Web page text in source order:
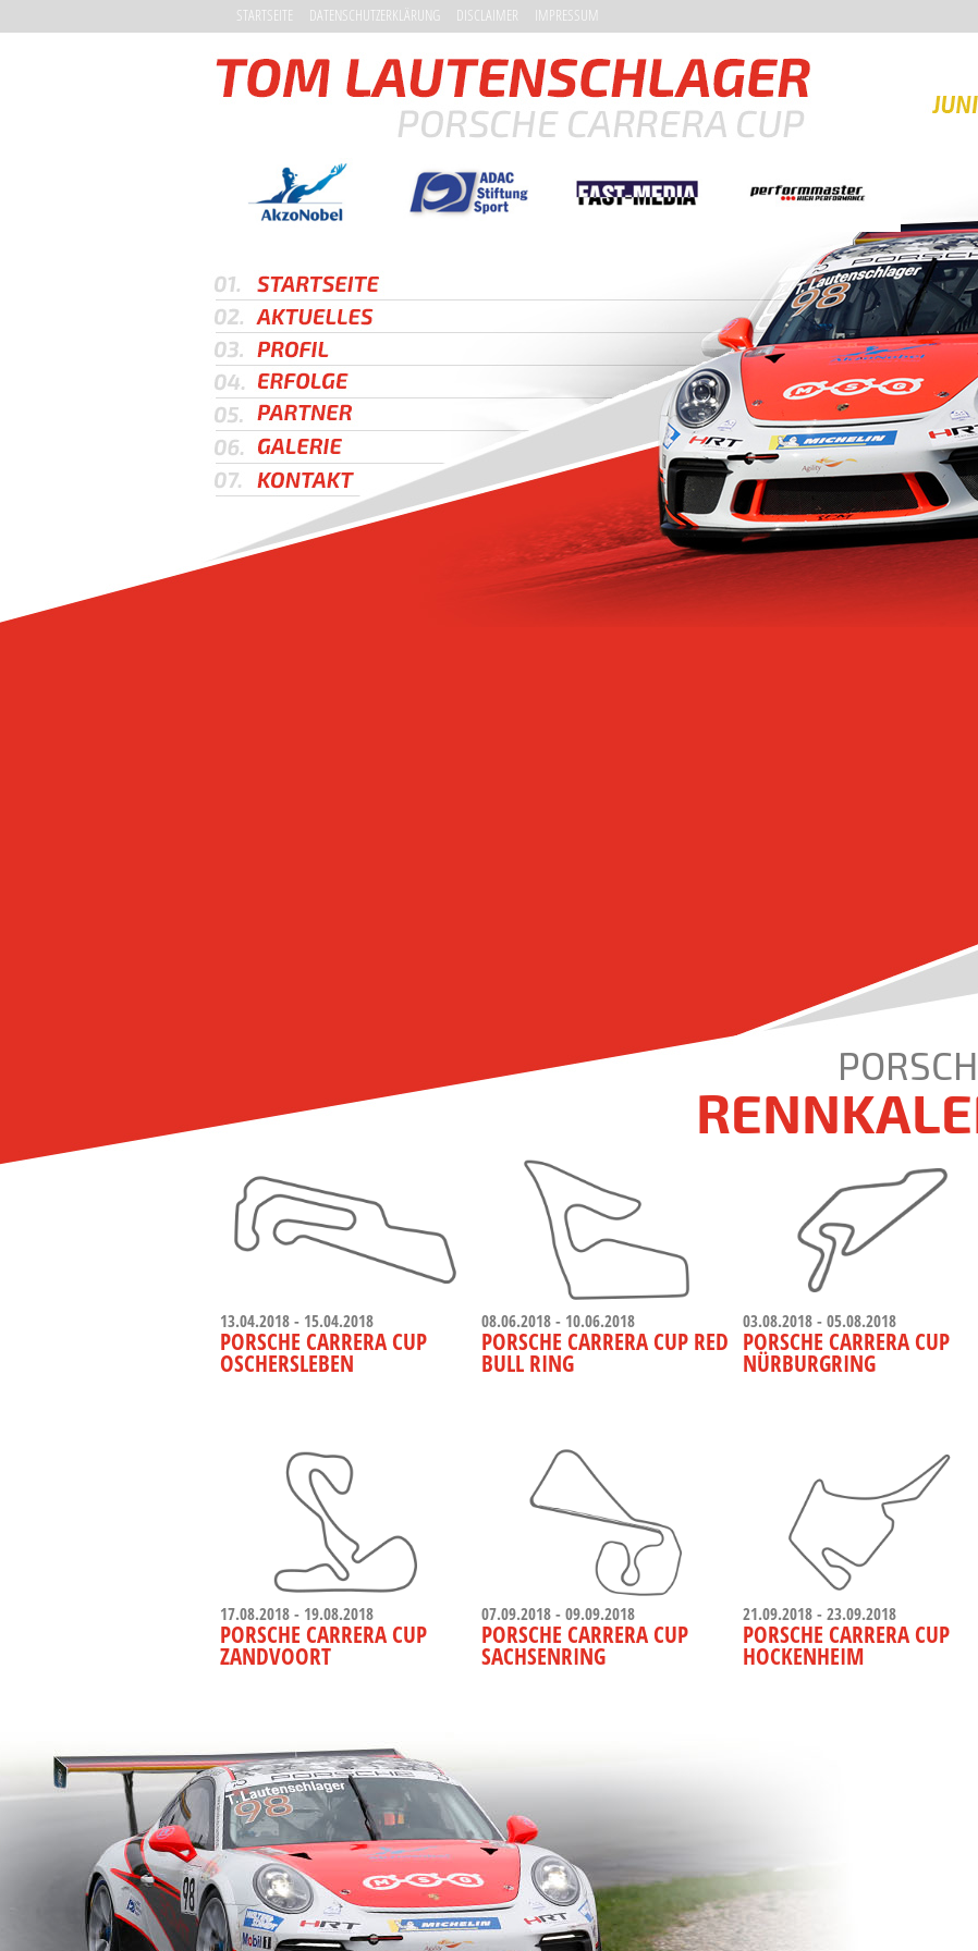
STARTSEITE DATENSCHUTZERKLÄRUNG DISCLAIMER IMPRESSUM
13.04.2018 - 15.04.2018
PORSCHE CARRERA CUP
OSCHERSLEBEN
08.06.2018 - 10.06.2018
PORSCHE CARRERA CUP RED
BULL RING
03.08.2018 - 05.08.2018
PORSCHE CARRERA CUP
NÜRBURGRING
17.08.2018 - 19.08.2018
PORSCHE CARRERA CUP
ZANDVOORT
07.09.2018 - 09.09.2018
PORSCHE CARRERA CUP
SACHSENRING
21.09.2018 - 23.09.2018
PORSCHE CARRERA CUP
HOCKENHEIM